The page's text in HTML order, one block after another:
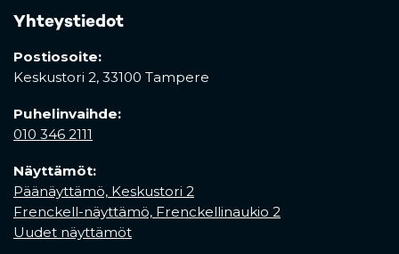
Yhteystiedot
Postiosoite:
Keskustori 2, 33100 Tampere
Puhelinvaihde:
010 346 2111
Näyttämöt:
Päänäyttämö, Keskustori 2
Frenckell-näyttämö, Frenckellinaukio 2
Uudet näyttämöt